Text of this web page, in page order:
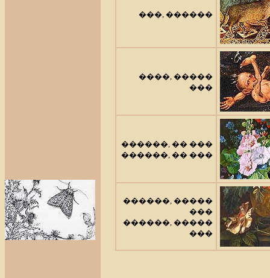
���, ������
����, �����
���
������, �� ���
������, �� ���
������, �����
���
������, �����
���